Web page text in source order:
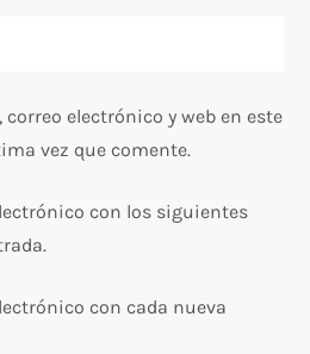
electrónico y web en este
vez que comente.
con los siguientes
con cada nueva